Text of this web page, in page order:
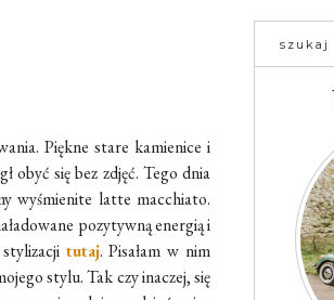
Piękne stare kamienice i
obyć się bez zdjęć. Tego dnia
wyśmienite latte macchiato.
pozytywną energią i
tutaj. Pisałam w nim
stylu. Tak czy inaczej, się